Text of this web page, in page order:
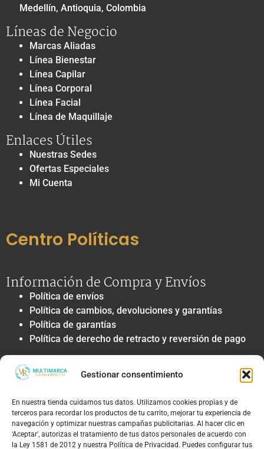
Gestionar consentimiento
En nuestra tienda cuidamos tus datos. Utilizamos cookies propias y de
terceros para recordar los productos de tu carrito, mejorar tu experiencia de
navegación y optimizar nuestras campañas publicitarias. Al hacer clic en
'Aceptar', autorizas el tratamiento de tus datos personales de acuerdo con
la Ley 1581 de 2012 y nuestra Política de Privacidad. Puedes configurar tus
Medellín, Antioquia, Colombia
Líneas de Negocio
Marcas Aliadas
Línea Bienestar
Línea Capilar
Línea Corporal
Línea Facial
Línea de Maquillaje
Enlaces Útiles
Nuestras Sedes
Ofertas Especiales
Mi Cuenta
Centro Políticas
Información de Compra y Envíos
Política de envíos
Política de cambios, devoluciones y garantías
Política de garantías
Política de derecho de retracto y reversión de pago
Privacidad y Tratamiento de Datos
Política de privacidad y tratamiento de datos
Autorización de contacto, marketing y
comunicaciones comerciales
Política de cookies